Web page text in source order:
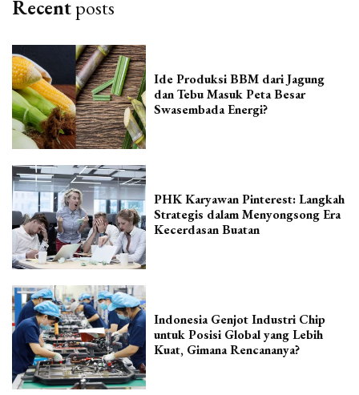
Recentposts
Ide Produksi BBM dari Jagung
dan Tebu Masuk Peta Besar
Swasembada Energi?
PHK Karyawan Pinterest: Langkah
Strategis dalam Menyongsong Era
Kecerdasan Buatan
Indonesia Genjot Industri Chip
untuk Posisi Global yang Lebih
Kuat, Gimana Rencananya?